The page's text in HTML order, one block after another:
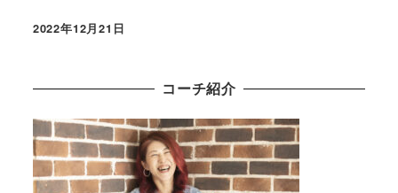
2022年12月21日
コーチ紹介